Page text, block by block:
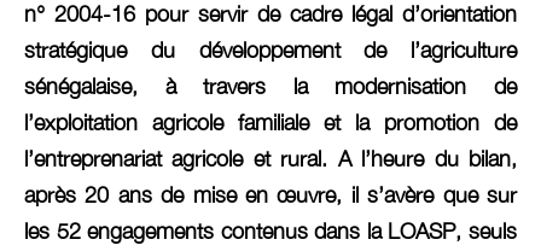
n° 2004-16 pour servir de cadre légal d’orientation
stratégique du développement de l’agriculture
sénégalaise, à travers la modernisation de
l’exploitation agricole familiale et la promotion de
l’entreprenariat agricole et rural. A l’heure du bilan,
après 20 ans de mise en œuvre, il s’avère que sur
les 52 engagements contenus dans la LOASP, seuls